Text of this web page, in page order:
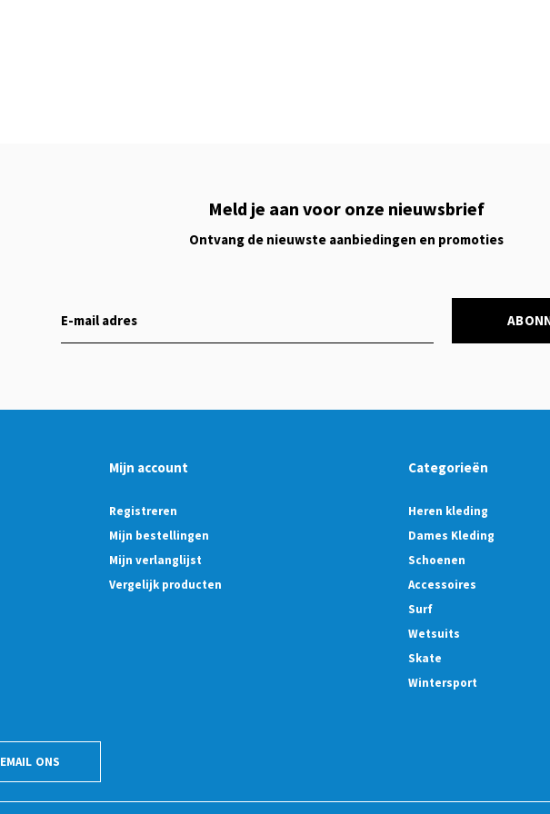
Meld je aan voor onze nieuwsbrief
Ontvang de nieuwste aanbiedingen en promoties
Mijn account
Registreren
Mijn bestellingen
Mijn verlanglijst
Vergelijk producten
Categorieën
Heren kleding
Dames Kleding
Schoenen
Accessoires
Surf
Wetsuits
Skate
Wintersport
EMAIL ONS